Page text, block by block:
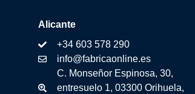
Alicante
+34 603 578 290
info@fabricaonline.es
C. Monseñor Espinosa, 30,
entresuelo 1, 03300 Orihuela,